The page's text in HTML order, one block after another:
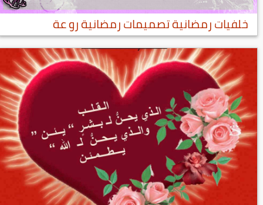
خلفيات رمضانية تصميمات رمضانية رو عة